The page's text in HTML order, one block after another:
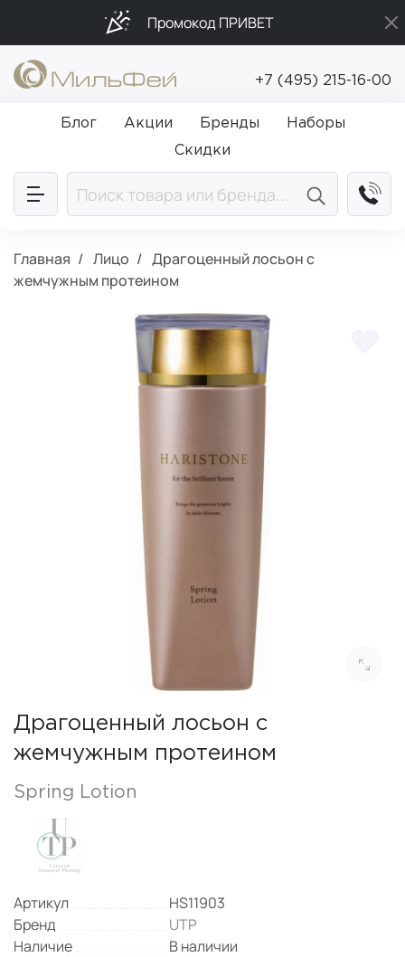
Промокод ПРИВЕТ
Подарки в каждый заказ от 5 000₽
Бесплатная доставка от 5 000₽
+7 (495) 215-16-00
Блог Акции Бренды
Наборы
Скидки
Главная Лицо
Драгоценный лосьон с
жемчужным протеином
Драгоценный лосьон с
жемчужным протеином
Spring Lotion
Артикул
HS11903
Бренд
UTP
Наличие
В наличии